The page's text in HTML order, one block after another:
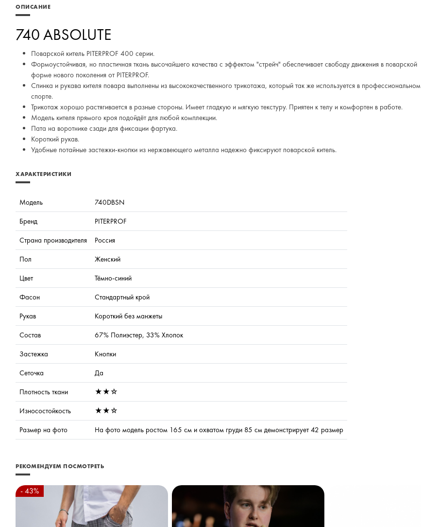
ОПИСАНИЕ
740ABSOLUTE
Поварской китель PITERPROF 400 серии.
Формоустойчивая, но пластичная ткань высочайшего качества с эффектом "стрейч" обеспечивает свободу движения в поварской
форме нового поколения от PITERPROF.
Спинка и рукава кителя повара выполнены из высококачественного трикотажа, который так же используется в профессиональном
спорте.
Трикотаж хорошо растягивается в разные стороны. Имеет гладкую и мягкую текстуру. Приятен к телу и комфортен в работе.
Модель кителя прямого кроя подойдёт для любой комплекции.
Пата на воротнике сзади для фиксации фартука.
Короткий рукав.
Удобные потайные застежки-кнопки из нержавеющего металла надежно фиксируют поварской китель.
ХАРАКТЕРИСТИКИ
Модель
740DBSN
Бренд
PITERPROF
Страна производителя
Россия
Пол
Женский
Цвет
Тёмно-синий
Фасон
Стандартный крой
Рукав
Короткий без манжеты
Состав
67% Полиэстер, 33% Хлопок
Застежка
Кнопки
Сеточка
Да
Плотность ткани
★★☆
Износостойкость
★★☆
Размер на фото
На фото модель ростом 165 см и охватом груди 85 см демонстрирует 42 размер
РЕКОМЕНДУЕМ ПОСМОТРЕТЬ
- 43%